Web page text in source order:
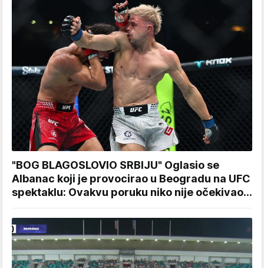
"BOG BLAGOSLOVIO SRBIJU" Oglasio se
Albanac koji je provocirao u Beogradu na UFC
spektaklu: Ovakvu poruku niko nije očekivao...